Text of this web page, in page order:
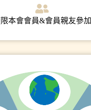
本會會員&會員親友參加